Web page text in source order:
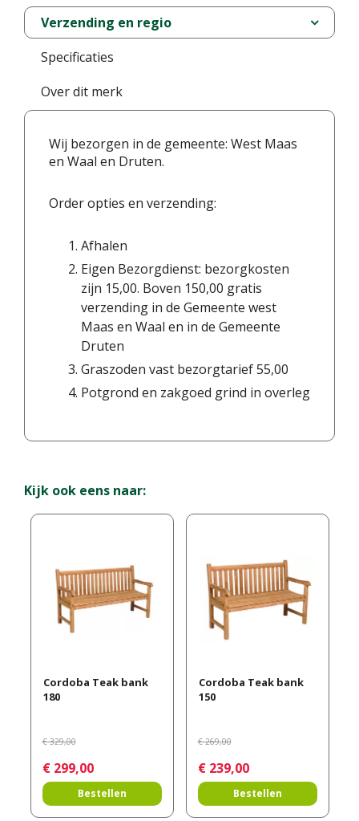
Verzending en regio
Specificaties
Over dit merk
Wij bezorgen in de gemeente: West Maas
en Waal en Druten.
Order opties en verzending:
Afhalen
Eigen Bezorgdienst: bezorgkosten
zijn 15,00. Boven 150,00 gratis
verzending in de Gemeente west
Maas en Waal en in de Gemeente
Druten
Graszoden vast bezorgtarief 55,00
Potgrond en zakgoed grind in overleg
Kijk ook eens naar:
Cordoba Teak bank
180
€ 329,00
€ 299,00
Bestellen
Cordoba Teak bank
150
€ 269,00
€ 239,00
Bestellen